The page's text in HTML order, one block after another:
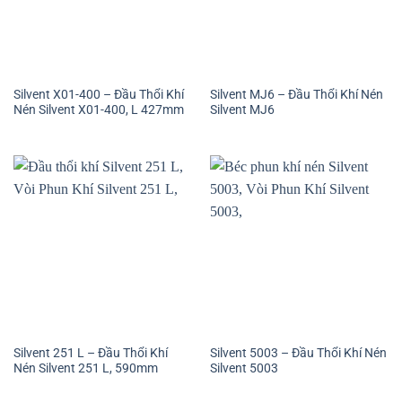
Silvent X01-400 – Đầu Thổi Khí
Nén Silvent X01-400, L 427mm
Silvent MJ6 – Đầu Thổi Khí Nén
Silvent MJ6
Silvent 251 L – Đầu Thổi Khí
Nén Silvent 251 L, 590mm
Silvent 5003 – Đầu Thổi Khí Nén
Silvent 5003